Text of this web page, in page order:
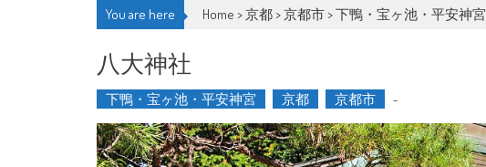
You are here Home >京都>京都市>下鴨・宝ヶ池・平安神宮
八大神社
下鴨・宝ヶ池・平安神宮 京都 京都市 -